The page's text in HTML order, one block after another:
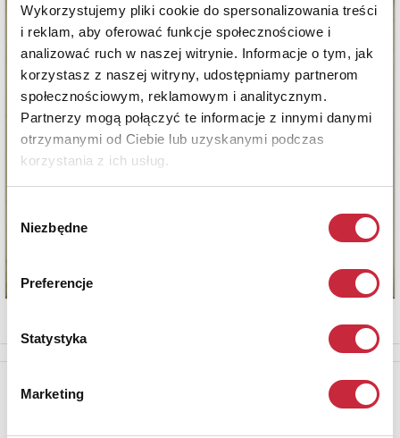
Wykorzystujemy pliki cookie do spersonalizowania treści
i reklam, aby oferować funkcje społecznościowe i
analizować ruch w naszej witrynie. Informacje o tym, jak
korzystasz z naszej witryny, udostępniamy partnerom
społecznościowym, reklamowym i analitycznym.
Partnerzy mogą połączyć te informacje z innymi danymi
otrzymanymi od Ciebie lub uzyskanymi podczas
korzystania z ich usług.
zgody
Niezbędne
Preferencje
Statystyka
Marketing